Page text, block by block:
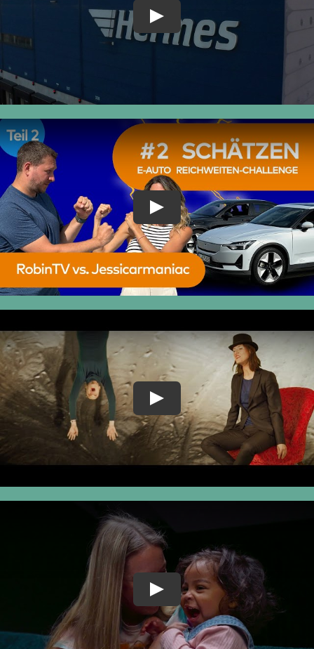
Play
Play
Play
Play